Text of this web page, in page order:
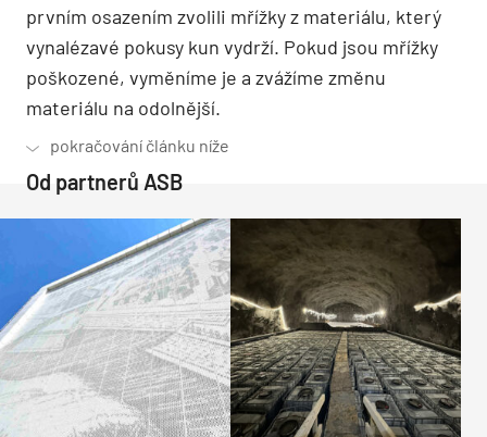
prvním osazením zvolili mřížky z materiálu, který
vynalézavé pokusy kun vydrží. Pokud jsou mřížky
poškozené, vyměníme je a zvážíme změnu
materiálu na odolnější.
Od partnerů ASB